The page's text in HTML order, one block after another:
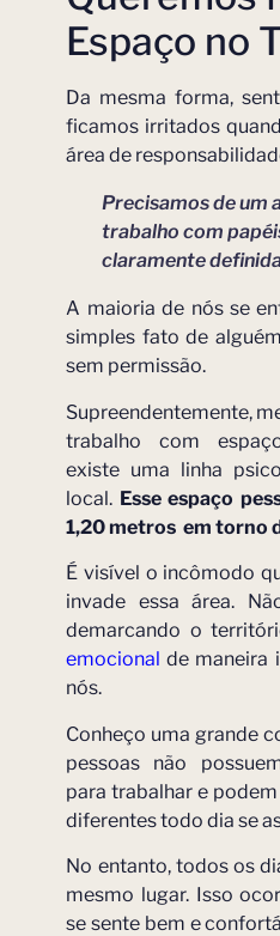
Espaço no
Da mesma forma,
ficamos irritados
área de
Precisamos de um
trabalho com
claramente
A maioria de nós se
simples fato de
sem permissão.
Supreendentemente,
trabalho com
existe uma linha
local. Esse espaço
1,20 metros em torno
É visível o incômodo
invade essa área.
demarcando o
emocional de maneira
nós.
Conheço uma grande
pessoas não
para trabalhar e
diferentes todo dia se
No entanto, todos os
mesmo lugar. Isso
se sente bem e